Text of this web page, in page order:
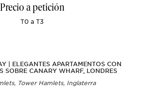
Precio a petición
T0 a T3
| ELEGANTES APARTAMENTOS CON
SOBRE CANARY WHARF, LONDRES
Tower Hamlets, Inglaterra